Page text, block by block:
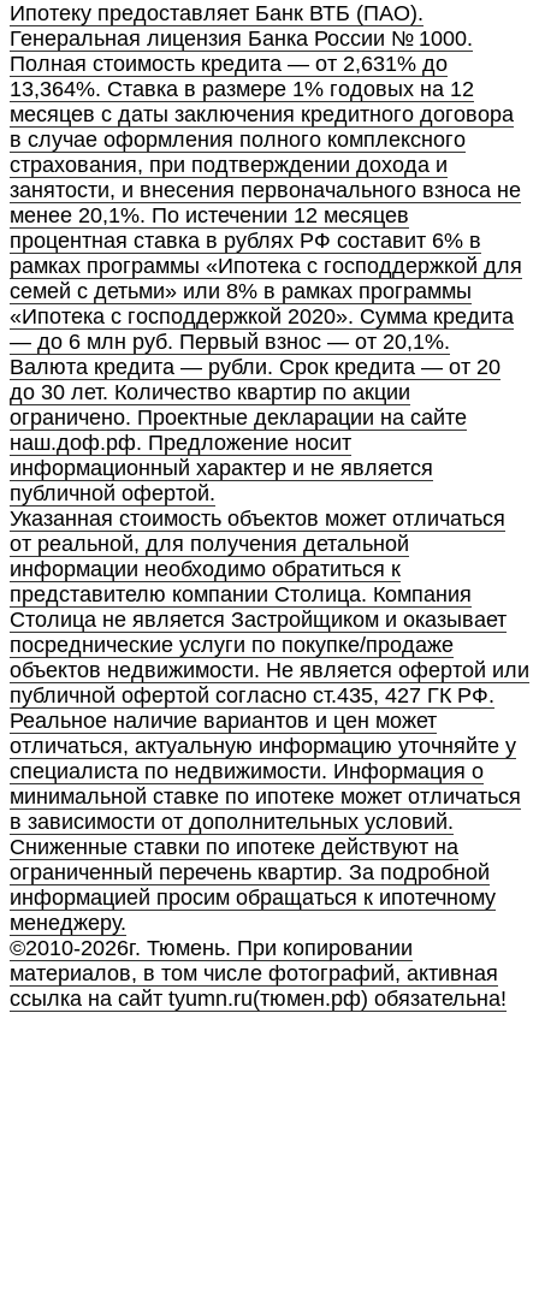
Ипотеку предоставляет Банк ВТБ (ПАО).
Генеральная лицензия Банка России № 1000.
Полная стоимость кредита — от 2,631% до
13,364%. Ставка в размере 1% годовых на 12
месяцев с даты заключения кредитного договора
в случае оформления полного комплексного
страхования, при подтверждении дохода и
занятости, и внесения первоначального взноса не
менее 20,1%. По истечении 12 месяцев
процентная ставка в рублях РФ составит 6% в
рамках программы «Ипотека с господдержкой для
семей с детьми» или 8% в рамках программы
«Ипотека с господдержкой 2020». Сумма кредита
— до 6 млн руб. Первый взнос — от 20,1%.
Валюта кредита — рубли. Срок кредита — от 20
до 30 лет. Количество квартир по акции
ограничено. Проектные декларации на сайте
наш.доф.рф. Предложение носит
информационный характер и не является
публичной офертой.
Указанная стоимость объектов может отличаться
от реальной, для получения детальной
информации необходимо обратиться к
представителю компании Столица. Компания
Столица не является Застройщиком и оказывает
посреднические услуги по покупке/продаже
объектов недвижимости. Не является офертой или
публичной офертой согласно ст.435, 427 ГК РФ.
Реальное наличие вариантов и цен может
отличаться, актуальную информацию уточняйте у
специалиста по недвижимости. Информация о
минимальной ставке по ипотеке может отличаться
в зависимости от дополнительных условий.
Сниженные ставки по ипотеке действуют на
ограниченный перечень квартир. За подробной
информацией просим обращаться к ипотечному
менеджеру.
©2010-2026г. Тюмень. При копировании
материалов, в том числе фотографий, активная
ссылка на сайт tyumn.ru(тюмен.рф) обязательна!